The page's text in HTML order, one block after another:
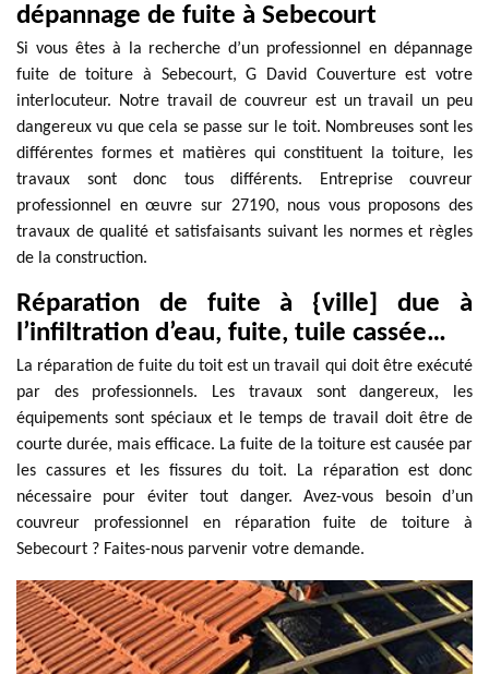
dépannage de fuite à Sebecourt
Si vous êtes à la recherche d’un professionnel en dépannage
fuite de toiture à Sebecourt, G David Couverture est votre
interlocuteur. Notre travail de couvreur est un travail un peu
dangereux vu que cela se passe sur le toit. Nombreuses sont les
différentes formes et matières qui constituent la toiture, les
travaux sont donc tous différents. Entreprise couvreur
professionnel en œuvre sur 27190, nous vous proposons des
travaux de qualité et satisfaisants suivant les normes et règles
de la construction.
Réparation de fuite à {ville] due à
l’infiltration d’eau, fuite, tuile cassée…
La réparation de fuite du toit est un travail qui doit être exécuté
par des professionnels. Les travaux sont dangereux, les
équipements sont spéciaux et le temps de travail doit être de
courte durée, mais efficace. La fuite de la toiture est causée par
les cassures et les fissures du toit. La réparation est donc
nécessaire pour éviter tout danger. Avez-vous besoin d’un
couvreur professionnel en réparation fuite de toiture à
Sebecourt ? Faites-nous parvenir votre demande.